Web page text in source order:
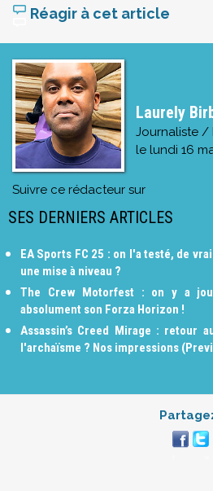
Réagir à cet article
Laurely
Journaliste /
le lundi 16
Suivre ce rédacteur sur
SES DERNIERS ARTICLES
EA Sports FC 25 : on l'a testé, de
une mise à niveau ?
The Crew Motorfest : on y a
absolument son Forza Horizon !
Assassin’s Creed Mirage : retour
l'archaïsme ? Nos impressions